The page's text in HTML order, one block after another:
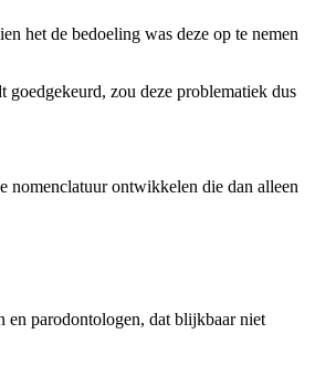
het de bedoeling was deze op te nemen
zou deze problematiek dus
nomenclatuur ontwikkelen die dan alleen
en parodontologen, dat blijkbaar niet